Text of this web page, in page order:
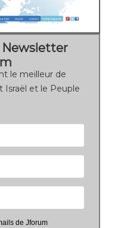
Newsletter
le meilleur de
Israël et le Peuple
de Jforum